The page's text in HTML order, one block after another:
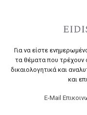
Για να είστε
τα θέματα που τρέχουν
δικαιολογητικά και
και
E-Mail